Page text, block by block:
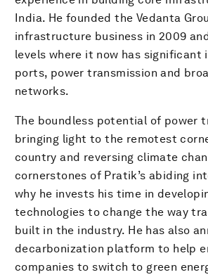
India. He founded the Vedanta
infrastructure business in 2009
levels where it now has significant
ports, power transmission and
networks.
The boundless potential of power
bringing light to the remotest
country and reversing climate
cornerstones of Pratik’s abiding
why he invests his time in
technologies to change the way
built in the industry. He has also
decarbonization platform to help
companies to switch to green